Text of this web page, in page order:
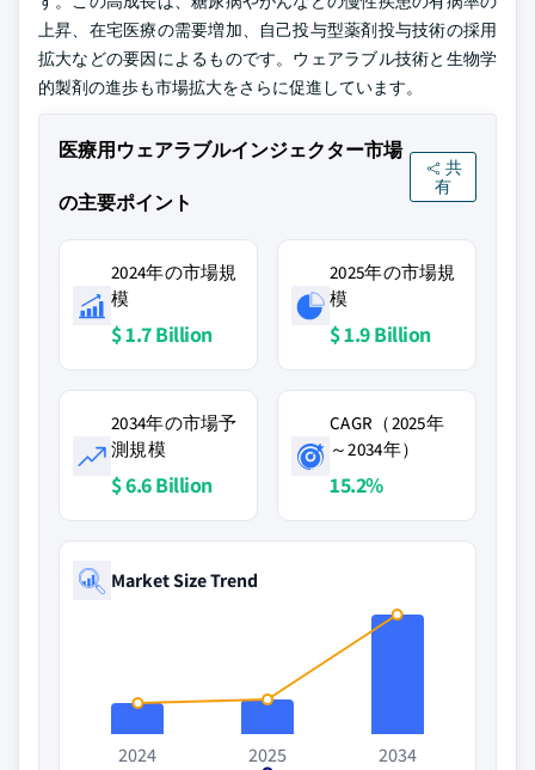
上昇、在宅医療の需要増加、自己投与型薬剤投与技術の採用
拡大などの要因によるものです。ウェアラブル技術と生物学
的製剤の進歩も市場拡大をさらに促進しています。
医療用ウェアラブルインジェクター市場
の主要ポイント
共
有
2024年の市場規
模
$ 1.7 Billion
2025年の市場規
模
$ 1.9 Billion
2034年の市場予
測規模
$ 6.6 Billion
CAGR（2025年
～2034年）
15.2%
Market Size Trend
2024
2025
2034